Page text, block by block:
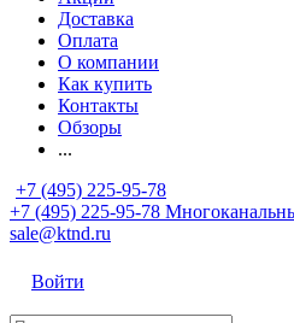
Доставка
Оплата
О компании
Как купить
Контакты
Обзоры
...
+7 (495) 225-95-78
+7 (495) 225-95-78
sale@ktnd.ru
Войти